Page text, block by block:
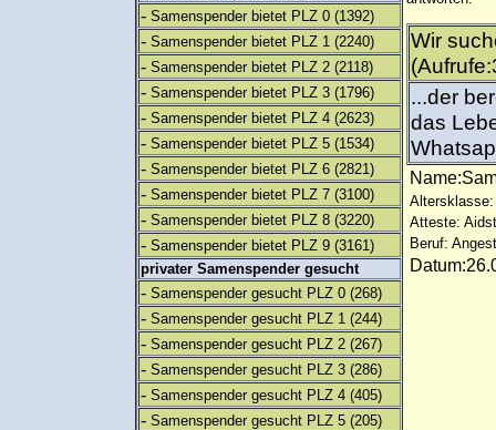
- Samenspender bietet PLZ 0 (1392)
- Samenspender bietet PLZ 1 (2240)
- Samenspender bietet PLZ 2 (2118)
- Samenspender bietet PLZ 3 (1796)
- Samenspender bietet PLZ 4 (2623)
- Samenspender bietet PLZ 5 (1534)
- Samenspender bietet PLZ 6 (2821)
- Samenspender bietet PLZ 7 (3100)
- Samenspender bietet PLZ 8 (3220)
- Samenspender bietet PLZ 9 (3161)
privater Samenspender gesucht
- Samenspender gesucht PLZ 0 (268)
- Samenspender gesucht PLZ 1 (244)
- Samenspender gesucht PLZ 2 (267)
- Samenspender gesucht PLZ 3 (286)
- Samenspender gesucht PLZ 4 (405)
- Samenspender gesucht PLZ 5 (205)
Wir
...der
das
Altersklasse:
Atteste:
Beruf: